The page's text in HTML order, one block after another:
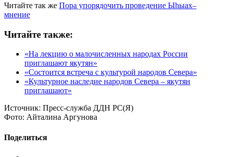
Читайте так же Пора упорядочить проведение Ыһыах–
мнение
Читайте также:
«На лекцию о малочисленных народах России
приглашают якутян»
«Состоится встреча с культурой народов Севера»
«Культурное наследие народов Севера – якутян
приглашают»
Источник: Пресс-служба ДДН РС(Я)
Фото: Айталина Аргунова
Поделиться